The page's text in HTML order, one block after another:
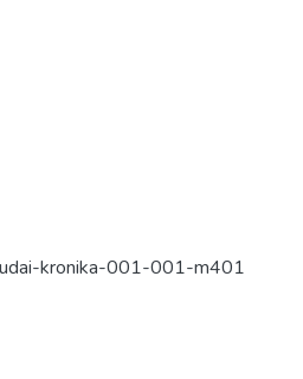
kronika-001-001-m401